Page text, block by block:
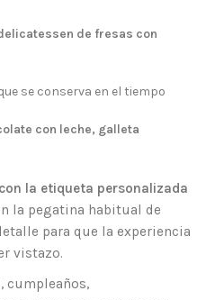
de fresas con
se conserva en el tiempo
con leche, galleta
la etiqueta personalizada
la pegatina habitual de
para que la experiencia
vistazo.
cumpleaños,